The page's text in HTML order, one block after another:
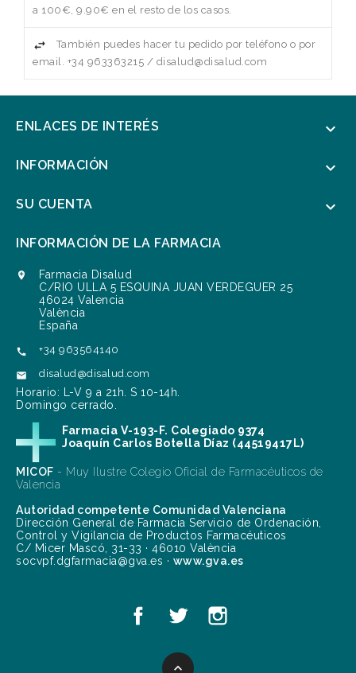
a 100€, 9.90€ en el resto de los casos.
También puedes hacer tu pedido por teléfono o por
email. +34 963363215 / disalud@disalud.com
ENLACES DE INTERÉS 
INFORMACIÓN 
SU CUENTA 
INFORMACIÓN DE LA FARMACIA

Farmacia Disalud
C/RIO ULLA 5 ESQUINA JUAN VERDEGUER 25
46024 Valencia
València
España
 +34 963564140
 disalud@disalud.com
Horario: L-V 9 a 21h. S 10-14h.
Domingo cerrado.
Farmacia V-193-F. Colegiado 9374
Joaquín Carlos Botella Díaz (44519417L)
MICOF - Muy Ilustre Colegio Oficial de Farmacéuticos de
Valencia
Autoridad competente Comunidad Valenciana
Dirección General de Farmacia Servicio de Ordenación,
Control y Vigilancia de Productos Farmacéuticos
C/ Micer Mascó, 31-33 · 46010 València
socvpf.dgfarmacia@gva.es · www.gva.es
